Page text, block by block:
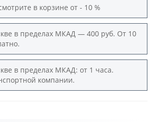
в корзине от - 10 %
в пределах МКАД — 400 руб. От 10
в пределах МКАД: от 1 часа.
компании.